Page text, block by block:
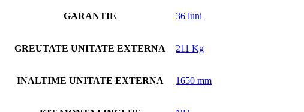
GARANTIE 36 luni
GREUTATE UNITATE EXTERNA 211 Kg
INALTIME UNITATE EXTERNA 1650 mm